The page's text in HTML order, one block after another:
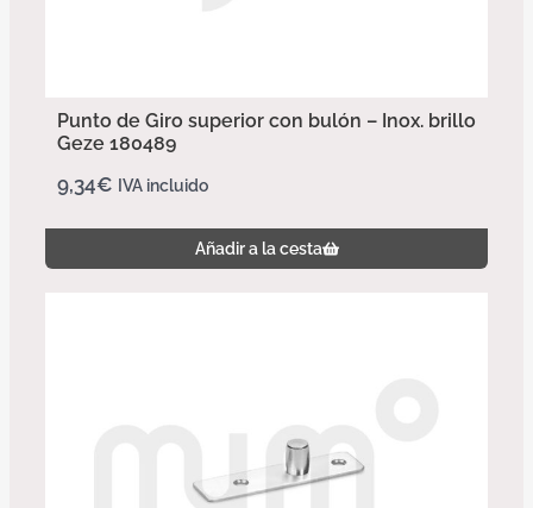
Punto de Giro superior con bulón – Inox. brillo
Geze 180489
9,34€ IVA incluido
Añadir a la cesta